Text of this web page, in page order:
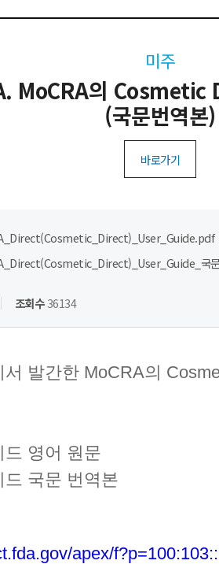
미주
MoCRA의 Cosmetic
(국문번역본)
바로가기
국
조회수36134
서 발간한 MoCRA의
드 영어 원문
드 국문 번역본
apex/